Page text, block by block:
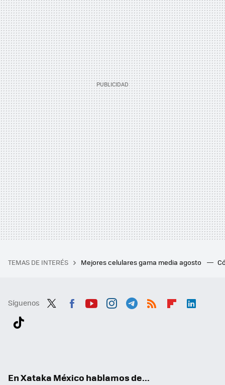
TEMAS DE INTERÉS Mejores celulares gama media agosto
Síguenos
En Xataka México hablamos de...